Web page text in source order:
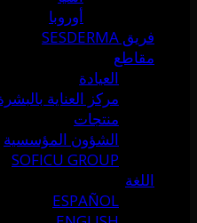
أوروبا
فريق SESDERMA
مقاطع
العيادة
مركز العناية
منتجات
الشؤون المؤسسية
SOFICU GROUP
اللغة
ESPAÑOL